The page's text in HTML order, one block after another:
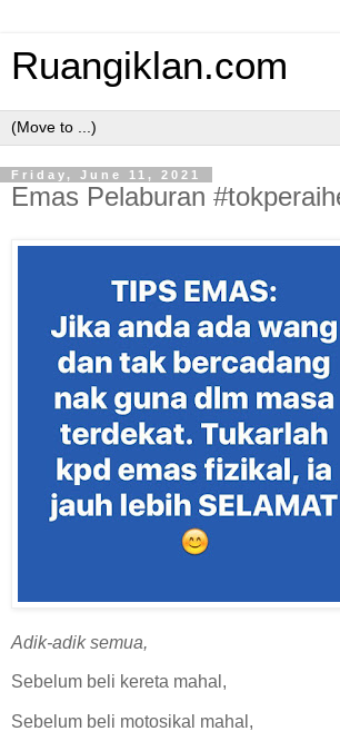
Ruangiklan.com
Friday, June 11, 2021
Emas Pelaburan
Adik-adik semua,
Sebelum beli kereta mahal,
Sebelum beli motosikal mahal,